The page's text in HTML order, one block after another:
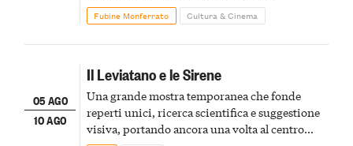
Fubine Monferrato Cultura & Cinema
05 AGO
10 AGO
Il Leviatano e le Sirene
Una grande mostra temporanea che fonde
reperti unici, ricerca scientifica e suggestione
visiva, portando ancora una volta al centro